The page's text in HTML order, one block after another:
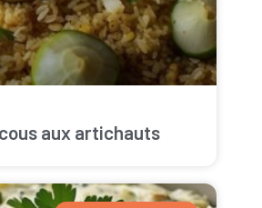
aux artichauts